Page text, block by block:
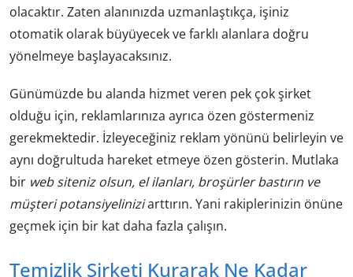
olacaktır. Zaten alanınızda uzmanlaştıkça, işiniz
otomatik olarak büyüyecek ve farklı alanlara doğru
yönelmeye başlayacaksınız.
Günümüzde bu alanda hizmet veren pek çok şirket
olduğu için, reklamlarınıza ayrıca özen göstermeniz
gerekmektedir. İzleyeceğiniz reklam yönünü belirleyin ve
aynı doğrultuda hareket etmeye özen gösterin. Mutlaka
bir web siteniz olsun, el ilanları, broşürler bastırın ve
müşteri potansiyeliniziarttırın. Yani rakiplerinizin önüne
geçmek için bir kat daha fazla çalışın.
Temizlik Şirketi Kurarak Ne Kadar